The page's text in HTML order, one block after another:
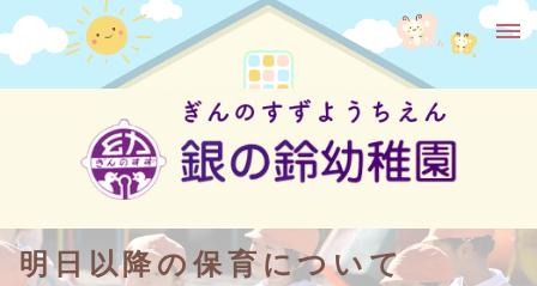
明日以降の保育について